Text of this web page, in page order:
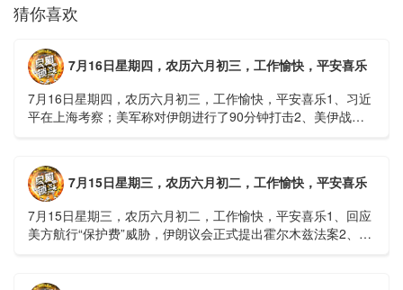
猜你喜欢
7月16日星期四，农历六月初三，工作愉快，平安喜乐
7月16日星期四，农历六月初三，工作愉快，平安喜乐1、习近
平在上海考察；美军称对伊朗进行了90分钟打击2、美伊战争
7月15日星期三，农历六月初二，工作愉快，平安喜乐
7月15日星期三，农历六月初二，工作愉快，平安喜乐1、回应
美方航行“保护费”威胁，伊朗议会正式提出霍尔木兹法案2、全